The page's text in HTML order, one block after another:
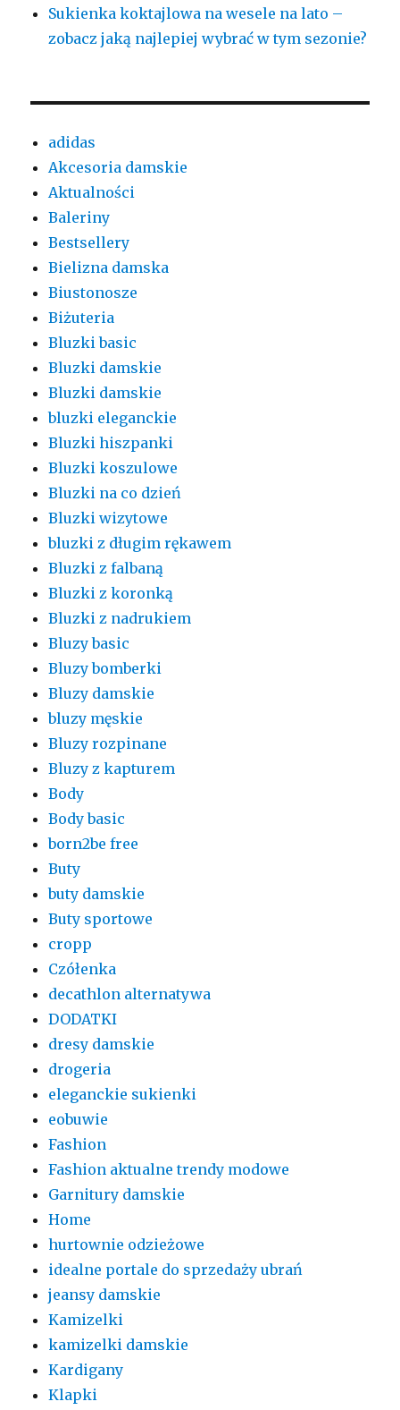
Sukienka koktajlowa na wesele na lato –
zobacz jaką najlepiej wybrać w tym sezonie?
adidas
Akcesoria damskie
Aktualności
Baleriny
Bestsellery
Bielizna damska
Biustonosze
Biżuteria
Bluzki basic
Bluzki damskie
Bluzki damskie
bluzki eleganckie
Bluzki hiszpanki
Bluzki koszulowe
Bluzki na co dzień
Bluzki wizytowe
bluzki z długim rękawem
Bluzki z falbaną
Bluzki z koronką
Bluzki z nadrukiem
Bluzy basic
Bluzy bomberki
Bluzy damskie
bluzy męskie
Bluzy rozpinane
Bluzy z kapturem
Body
Body basic
born2be free
Buty
buty damskie
Buty sportowe
cropp
Czółenka
decathlon alternatywa
DODATKI
dresy damskie
drogeria
eleganckie sukienki
eobuwie
Fashion
Fashion aktualne trendy modowe
Garnitury damskie
Home
hurtownie odzieżowe
idealne portale do sprzedaży ubrań
jeansy damskie
Kamizelki
kamizelki damskie
Kardigany
Klapki